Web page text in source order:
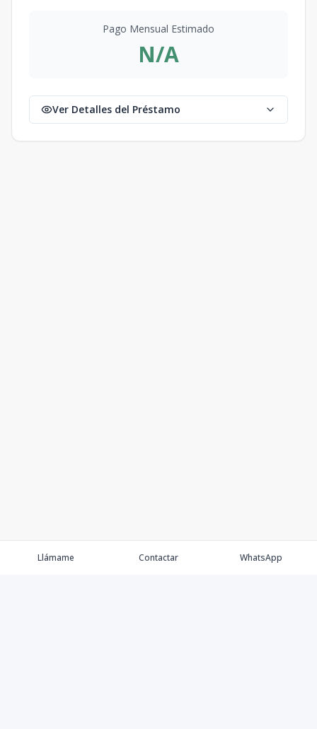
Pago Mensual Estimado
N/A
Ver Detalles del Préstamo
Llámame Contactar WhatsApp